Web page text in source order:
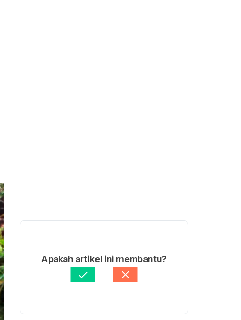
Apakah artikel ini membantu?